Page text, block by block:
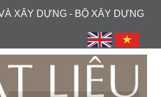
XÂY DỰNG - BỘ XÂY DỰNG